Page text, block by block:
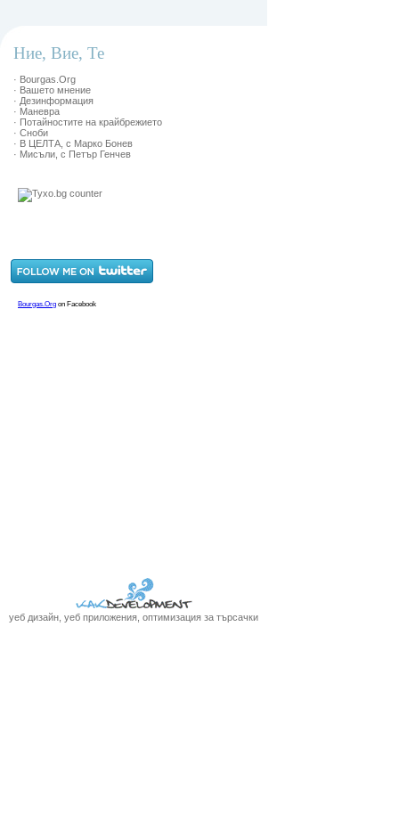
Ние, Вие, Те
· Bourgas.Org
· Вашето мнение
· Дезинформация
· Маневра
· Потайностите на крайбрежието
· Сноби
· В ЦЕЛТА, с Марко Бонев
· Мисъли, с Петър Генчев
уеб дизайн, уеб приложения, оптимизация за търсачки